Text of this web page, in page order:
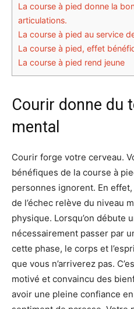
La course à pied donne la
articulations.
La course à pied au service
La course à pied, effet
La course à pied rend jeune
Courir donne du
mental
Courir forge votre cerveau.
bénéfiques de la course à
personnes ignorent. En
de l’échec relève du niveau
physique. Lorsqu’on débute
nécessairement passer par
cette phase, le corps et
que vous n’arriverez pas.
motivé et convaincu des
avoir une pleine confiance